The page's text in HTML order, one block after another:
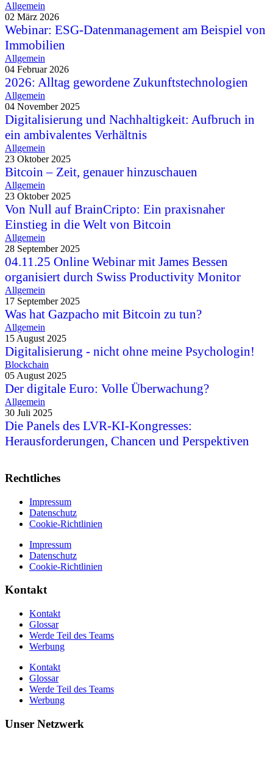
Allgemein
02 März 2026
Webinar: ESG-Datenmanagement am Beispiel von
Immobilien
Allgemein
04 Februar 2026
2026: Alltag gewordene Zukunftstechnologien
Allgemein
04 November 2025
Digitalisierung und Nachhaltigkeit: Aufbruch in
ein ambivalentes Verhältnis
Allgemein
23 Oktober 2025
Bitcoin – Zeit, genauer hinzuschauen
Allgemein
23 Oktober 2025
Von Null auf BrainCripto: Ein praxisnaher
Einstieg in die Welt von Bitcoin
Allgemein
28 September 2025
04.11.25 Online Webinar mit James Bessen
organisiert durch Swiss Productivity Monitor
Allgemein
17 September 2025
Was hat Gazpacho mit Bitcoin zu tun?
Allgemein
15 August 2025
Digitalisierung - nicht ohne meine Psychologin!
Blockchain
05 August 2025
Der digitale Euro: Volle Überwachung?
Allgemein
30 Juli 2025
Die Panels des LVR-KI-Kongresses:
Herausforderungen, Chancen und Perspektiven
Rechtliches
Impressum
Datenschutz
Cookie-Richtlinien
Impressum
Datenschutz
Cookie-Richtlinien
Kontakt
Kontakt
Glossar
Werde Teil des Teams
Werbung
Kontakt
Glossar
Werde Teil des Teams
Werbung
Unser Netzwerk